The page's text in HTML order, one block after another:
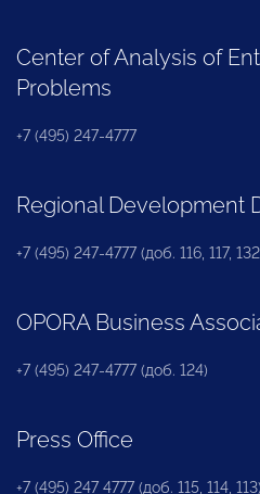
Center of Analysis of
Problems
+7 (495) 247-4777
Regional Development
+7 (495) 247-4777 (доб. 116, 117,
OPORA Business
+7 (495) 247-4777 (доб. 124)
Press Office
+7 (495) 247 4777 (доб. 115, 114, 113)